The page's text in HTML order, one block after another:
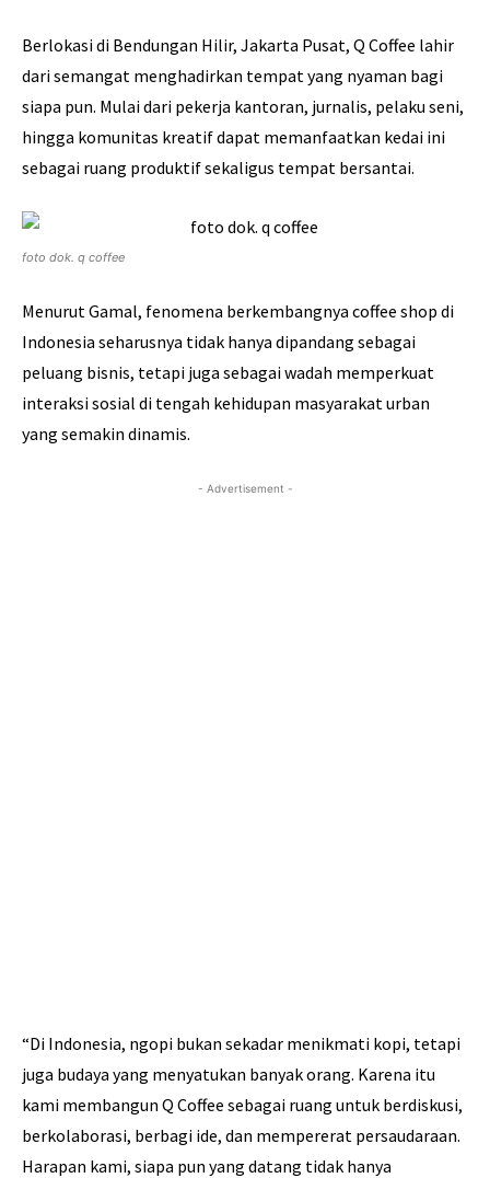
Berlokasi di Bendungan Hilir, Jakarta Pusat, Q Coffee lahir
dari semangat menghadirkan tempat yang nyaman bagi
siapa pun. Mulai dari pekerja kantoran, jurnalis, pelaku seni,
hingga komunitas kreatif dapat memanfaatkan kedai ini
sebagai ruang produktif sekaligus tempat bersantai.
foto dok. q coffee
Menurut Gamal, fenomena berkembangnya coffee shop di
Indonesia seharusnya tidak hanya dipandang sebagai
peluang bisnis, tetapi juga sebagai wadah memperkuat
interaksi sosial di tengah kehidupan masyarakat urban
yang semakin dinamis.
- Advertisement -
“Di Indonesia, ngopi bukan sekadar menikmati kopi, tetapi
juga budaya yang menyatukan banyak orang. Karena itu
kami membangun Q Coffee sebagai ruang untuk berdiskusi,
berkolaborasi, berbagi ide, dan mempererat persaudaraan.
Harapan kami, siapa pun yang datang tidak hanya